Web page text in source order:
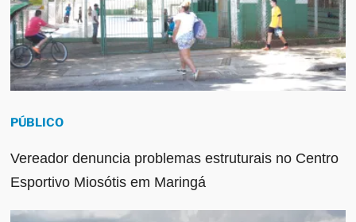
PÚBLICO
Vereador denuncia problemas estruturais no Centro
Esportivo Miosótis em Maringá